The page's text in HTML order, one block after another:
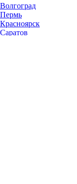
Волгоград
Пермь
Красноярск
Саратов